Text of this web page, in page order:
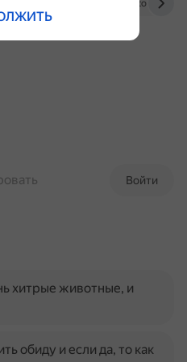
okdoctor.ru
Войти
хитрые животные, и
обиду и если да, то как